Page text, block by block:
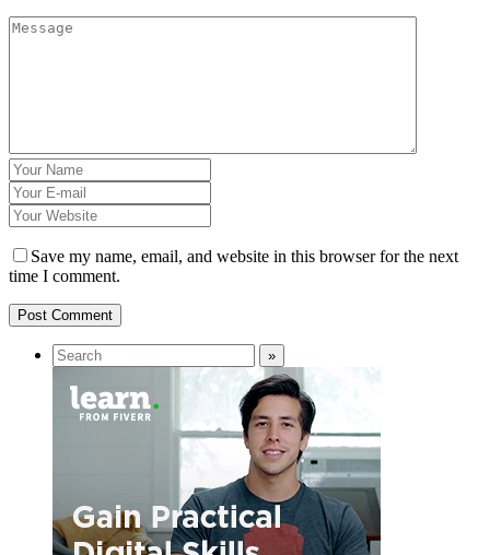
Save my name, email, and website in this browser for the next
time I comment.